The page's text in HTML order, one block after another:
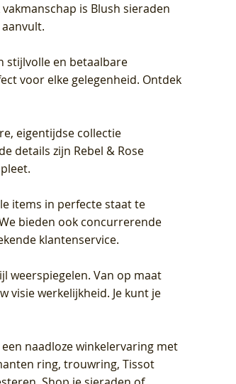
is Blush sieraden
stijlvolle en betaalbare
voor elke gelegenheid. Ontdek
eigentijdse collectie
details zijn Rebel & Rose
items in perfecte staat te
bieden ook concurrerende
klantenservice.
weerspiegelen. Van op maat
visie werkelijkheid. Je kunt je
een naadloze winkelervaring met
ring, trouwring, Tissot